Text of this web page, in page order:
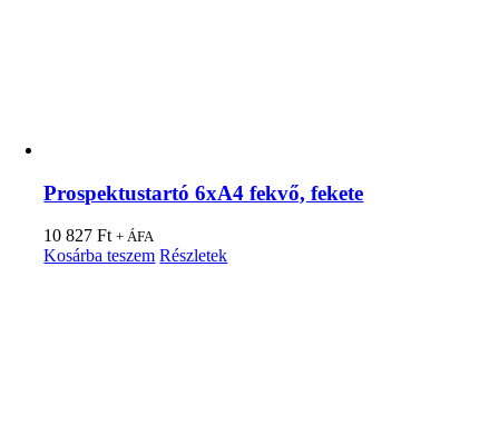
Prospektustartó 6xA4 fekvő, fekete
10 827Ft + ÁFA
Kosárba teszem Részletek